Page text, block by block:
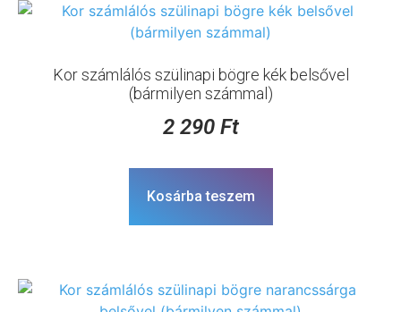
Kor számlálós szülinapi bögre kék belsővel
(bármilyen számmal)
2 290 Ft
Kosárba teszem